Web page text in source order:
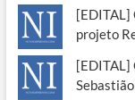
[EDITAL]
projeto
[EDITAL]
Sebastião